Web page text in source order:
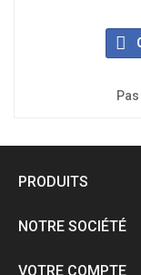
PRODUITS
NOTRE SOCIÉTÉ
VOTRE COMPTE